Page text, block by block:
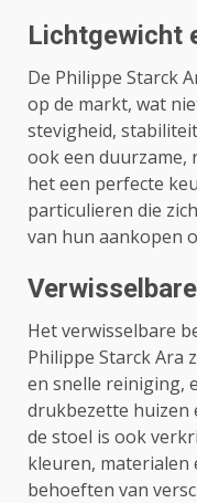
Lichtgewicht
De Philippe Starck
op de markt, wat
stevigheid,
ook een duurzame,
het een perfecte
particulieren die
van hun aankopen
Het verwisselbare
Philippe Starck Ara
en snelle reiniging,
drukbezette huizen
de stoel is ook
kleuren, materialen
behoeften van